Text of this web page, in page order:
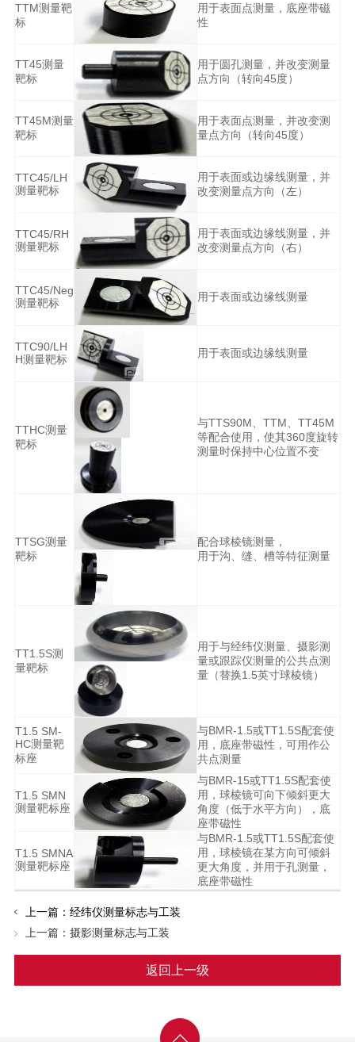
TTM测量靶
标
用于表面点测量，底座带磁
性
TT45测量
靶标
用于圆孔测量，并改变测量
点方向（转向45度）
TT45M测量
靶标
用于表面点测量，并改变测
量点方向（转向45度）
TTC45/LH
测量靶标
用于表面或边缘线测量，并
改变测量点方向（左）
TTC45/RH
测量靶标
用于表面或边缘线测量，并
改变测量点方向（右）
TTC45/Neg
测量靶标
用于表面或边缘线测量
TTC90/LH
H测量靶标
用于表面或边缘线测量
TTHC测量
靶标
与TTS90M、TTM、TT45M
等配合使用，使其360度旋转
测量时保持中心位置不变
TTSG测量
靶标
配合球棱镜测量，
用于沟、缝、槽等特征测量
TT1.5S测
量靶标
用于与经纬仪测量、摄影测
量或跟踪仪测量的公共点测
量（替换1.5英寸球棱镜）
T1.5 SM-
HC测量靶
标座
与BMR-1.5或TT1.5S配套使
用，底座带磁性，可用作公
共点测量
T1.5 SMN
测量靶标座
与BMR-15或TT1.5S配套使
用，球棱镜可向下倾斜更大
角度（低于水平方向），底
座带磁性
T1.5 SMNA
测量靶标座
与BMR-1.5或TT1.5S配套使
用，球棱镜在某方向可倾斜
更大角度，并用于孔测量，
底座带磁性
上一篇： 经纬仪测量标志与工装
上一篇： 摄影测量标志与工装
返回上一级